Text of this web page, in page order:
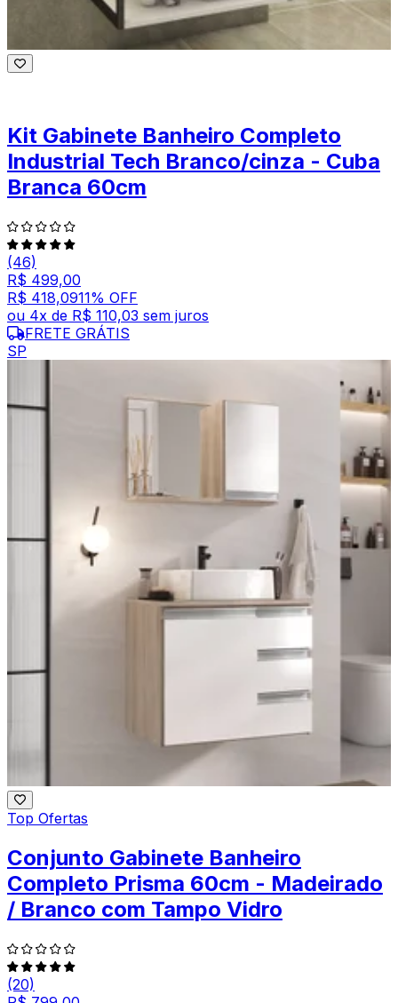
Kit Gabinete Banheiro Completo
Industrial Tech Branco/cinza - Cuba
Branca 60cm
(46)
R$ 499,00
R$ 418,0911% OFF
ou 4x de R$ 110,03 sem juros
FRETE GRÁTIS
SP
Top Ofertas
Conjunto Gabinete Banheiro
Completo Prisma 60cm - Madeirado
/ Branco com Tampo Vidro
(20)